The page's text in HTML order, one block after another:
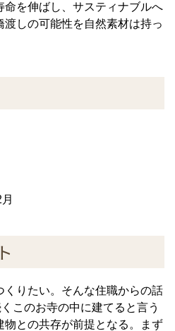
を伸ばし、サスティナブルへ
しの可能性を自然素材は持っ
くりたい。そんな住職からの話
このお寺の中に建てると言う
との共存が前提となる。まず